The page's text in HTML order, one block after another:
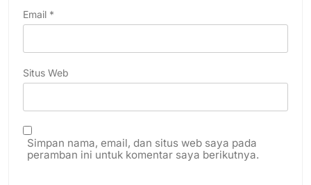
Email *
Situs Web
Simpan nama, email, dan situs web saya pada
peramban ini untuk komentar saya berikutnya.